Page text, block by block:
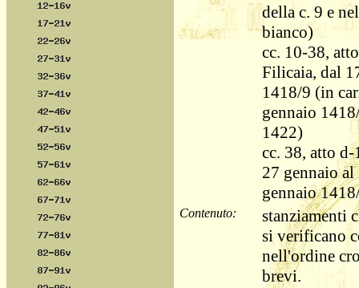
della c. 9 e
bianco)
cc. 10-38,
Filicaia, dal
1418/9 (in
gennaio
1422)
cc. 38, atto
27 gennaio
gennaio
Contenuto:
stanziamenti
si verificano
nell'ordine
brevi.